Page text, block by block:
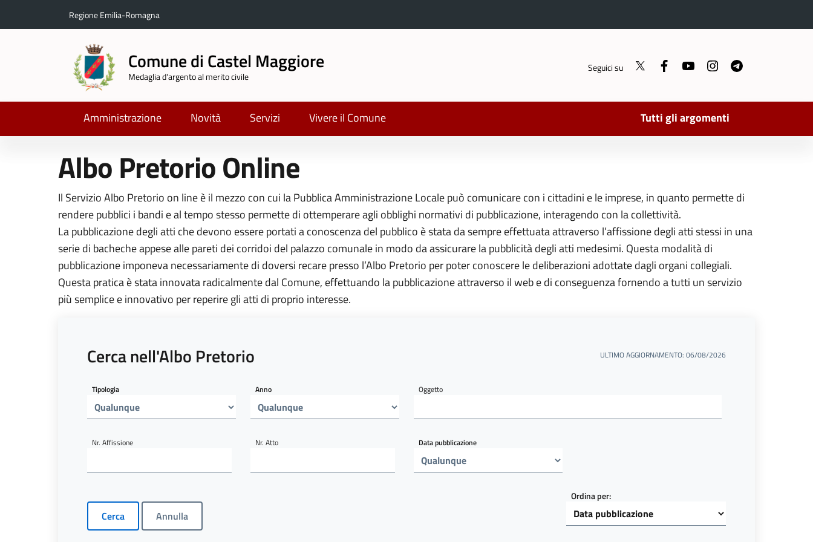
Regione Emilia-Romagna
Comune di Castel Maggiore
Medaglia d'argento al merito civile
Seguici su Twitter FacebookYouTubeInstagram
Amministrazione Novità Servizi Vivere il Comune Tutti gli argomenti
Albo Pretorio Online
Il Servizio Albo Pretorio on line è il mezzo con cui la Pubblica Amministrazione Locale può comunicare con i cittadini e le imprese, in quanto permette di
rendere pubblici i bandi e al tempo stesso permette di ottemperare agli obblighi normativi di pubblicazione, interagendo con la collettività.
La pubblicazione degli atti che devono essere portati a conoscenza del pubblico è stata da sempre effettuata attraverso l’affissione degli atti stessi in una
serie di bacheche appese alle pareti dei corridoi del palazzo comunale in modo da assicurare la pubblicità degli atti medesimi. Questa modalità di
pubblicazione imponeva necessariamente di doversi recare presso l’Albo Pretorio per poter conoscere le deliberazioni adottate dagli organi collegiali.
Questa pratica è stata innovata radicalmente dal Comune, effettuando la pubblicazione attraverso il web e di conseguenza fornendo a tutti un servizio
più semplice e innovativo per reperire gli atti di proprio interesse.
Cerca nell'Albo Pretorio ULTIMO AGGIORNAMENTO: 06/08/2026
Tipologia Anno Oggetto
Nr. Affissione Nr. Atto Data pubblicazione
Ordina per: